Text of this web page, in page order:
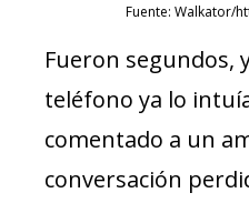
Fuente: Walkator/
Fueron segundos,
teléfono ya lo
comentado a un
conversación